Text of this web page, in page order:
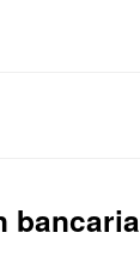
bancaria